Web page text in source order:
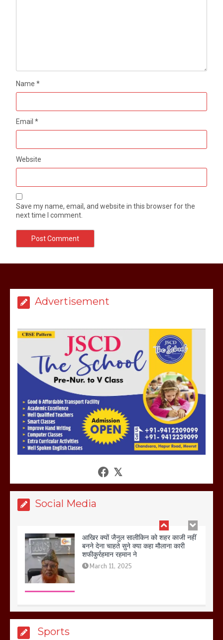
Name*
Email*
Website
Save my name, email, and website in this browser for the
next time I comment.
Advertisement
Social Media
मेरठ सुराजकुंड शमशान घाट में चिता से अस्थि
उठाकर खाते कुत्ते का वीडियो इंटरनेट पर जमकर
हो रहा वायरल
March 6, 2025
होलिका रखने पर लात मार कर होलिका को किया
गलोच ,कहा अगर रखी गई होली तो होगा खून
आखिर क्यों जैनुल सालीकिन को शहर काजी नहीं
बनने देना चाहते सुने क्या कहा मौलाना कारी
शफीकुर्रहमान रहमान ने
March 11, 2025
Sports